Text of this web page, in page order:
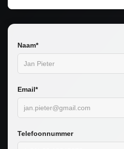
Naam*
Email*
Telefoonnummer